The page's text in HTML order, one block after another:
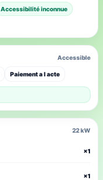
Accessibilité inconnue
22 kW
×1
×1
Accessible
Paiement a l acte